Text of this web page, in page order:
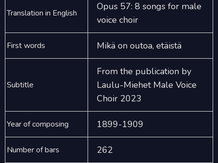
Translation in English
Opus 57: 8 songs for male
voice choir
First words Mikä on outoa, etäistä
Subtitle
From the publication by
Laulu-Miehet Male Voice
Choir 2023
Year of composing 1899-1909
Number of bars 262